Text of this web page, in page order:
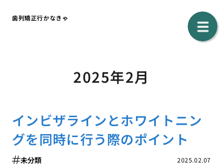
歯列矯正行かなきゃ
2025年2月
インビザラインとホワイトニン
グを同時に行う際のポイント
2025.02.07
未分類